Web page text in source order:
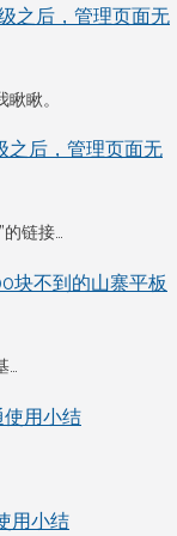
之后，管理页面无
瞅。
之后，管理页面无
的链接…
块不到的山寨平板
用小结
用小结